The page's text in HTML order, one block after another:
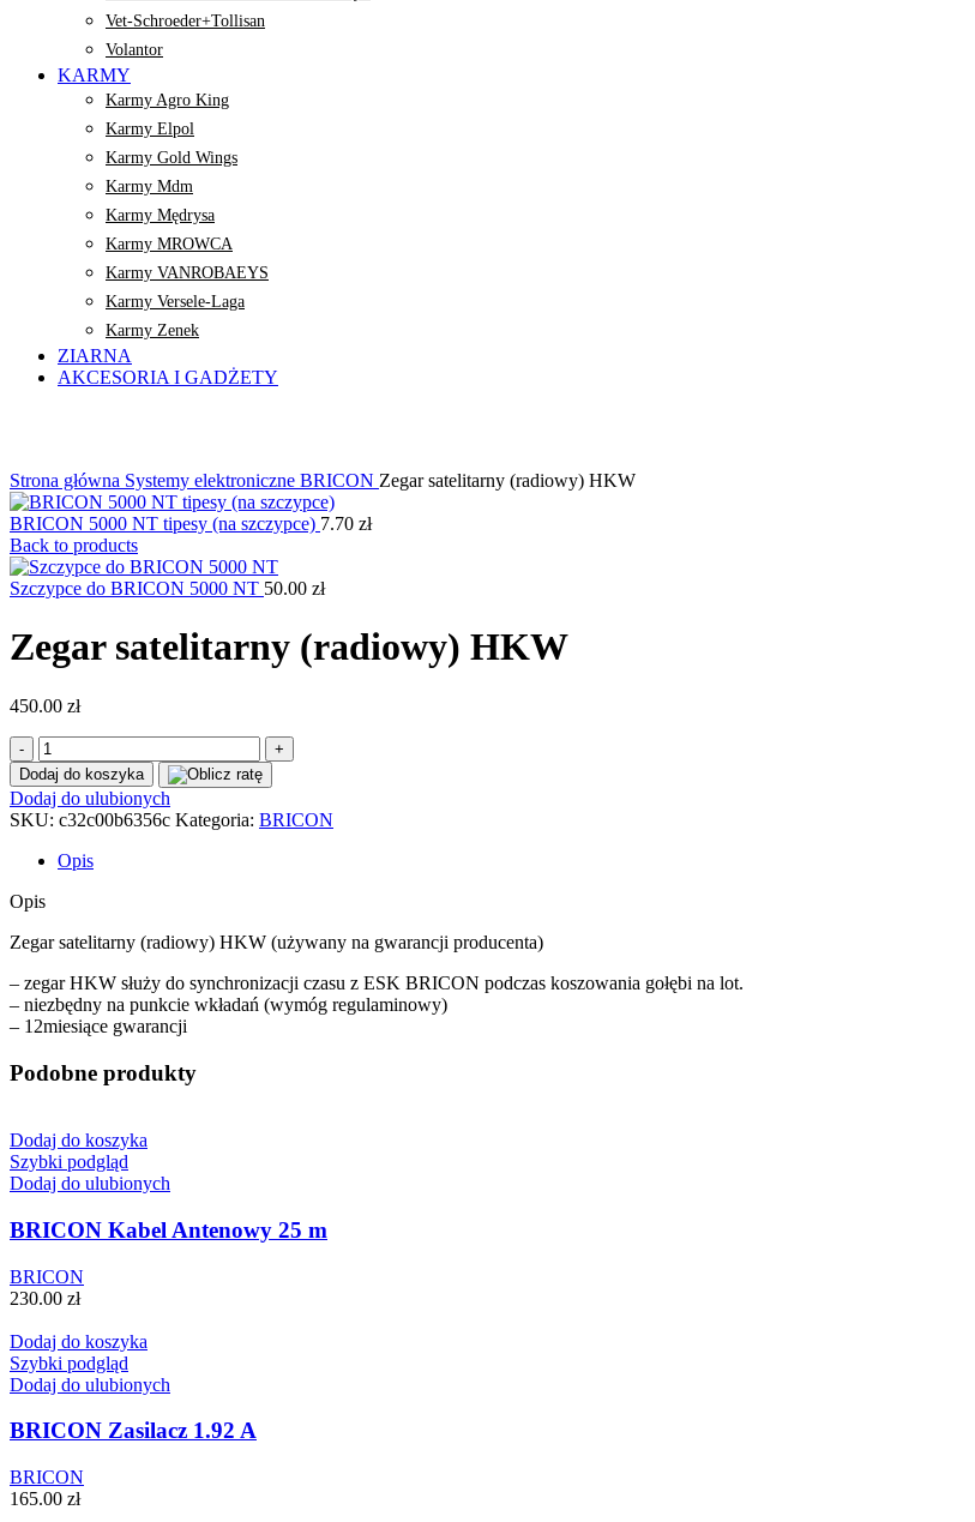
Vet-Schroeder+Tollisan
Volantor
KARMY
Karmy Agro King
Karmy Elpol
Karmy Gold Wings
Karmy Mdm
Karmy Mędrysa
Karmy MROWCA
Karmy VANROBAEYS
Karmy Versele-Laga
Karmy Zenek
ZIARNA
AKCESORIA I GADŻETY
Strona główna Systemy elektroniczne BRICON Zegar satelitarny (radiowy) HKW
BRICON 5000 NT tipesy (na szczypce) 7.70 zł
Back to products
Szczypce do BRICON 5000 NT 50.00 zł
Zegar satelitarny (radiowy) HKW
450.00 zł
ilość
Zegar
satelitarny
(radiowy)
HKW
Dodaj do koszyka
Dodaj do ulubionych
SKU: c32c00b6356c Kategoria: BRICON
Opis
Opis
Zegar satelitarny (radiowy) HKW (używany na gwarancji producenta)
– zegar HKW służy do synchronizacji czasu z ESK BRICON podczas koszowania gołębi na lot.
– niezbędny na punkcie wkładań (wymóg regulaminowy)
– 12miesiące gwarancji
Podobne produkty
Dodaj do koszyka
Szybki podgląd
Dodaj do ulubionych
BRICON Kabel Antenowy 25 m
BRICON
230.00 zł
Dodaj do koszyka
Szybki podgląd
Dodaj do ulubionych
BRICON Zasilacz 1.92 A
BRICON
165.00 zł